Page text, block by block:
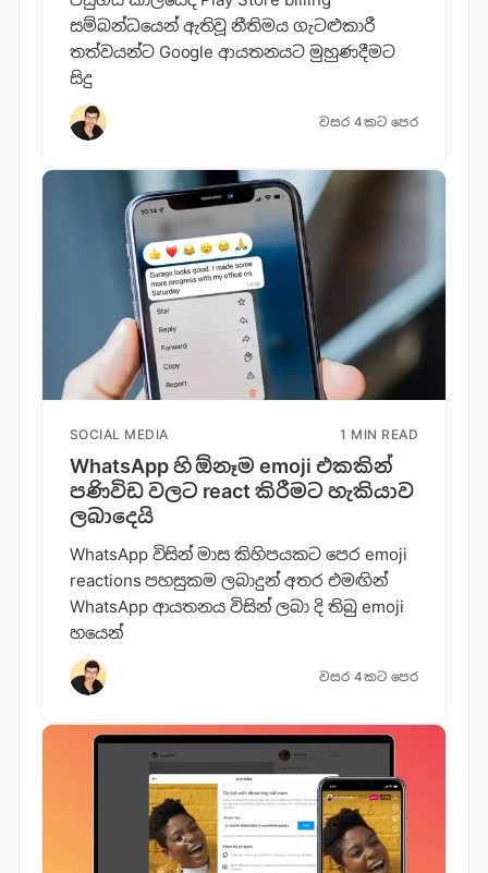
සම්බන්ධයෙන් ඇතිවූ නීතිමය ගැටළුකාරී
තත්වයන්ට Google ආයතනයට මුහුණදීමට
සිදු
වසර 4කට පෙර
SOCIAL MEDIA 1 MIN READ
WhatsApp හි ඕනෑම emoji එකකින්
පණිවිඩ වලට react කිරීමට හැකියාව
ලබාදෙයි
WhatsApp විසින් මාස කිහිපයකට පෙර emoji
reactions පහසුකම ලබාදුන් අතර එමඟින්
WhatsApp ආයතනය විසින් ලබා දි තිබු emoji
හයෙන්
වසර 4කට පෙර